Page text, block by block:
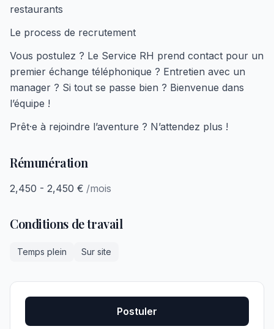
restaurants
Le process de recrutement
Vous postulez ? Le Service RH prend contact pour un
premier échange téléphonique ? Entretien avec un
manager ? Si tout se passe bien ? Bienvenue dans
l’équipe !
Prêt·e à rejoindre l’aventure ? N’attendez plus !
Rémunération
2,450 - 2,450 € /mois
Conditions de travail
Temps plein Sur site
Postuler